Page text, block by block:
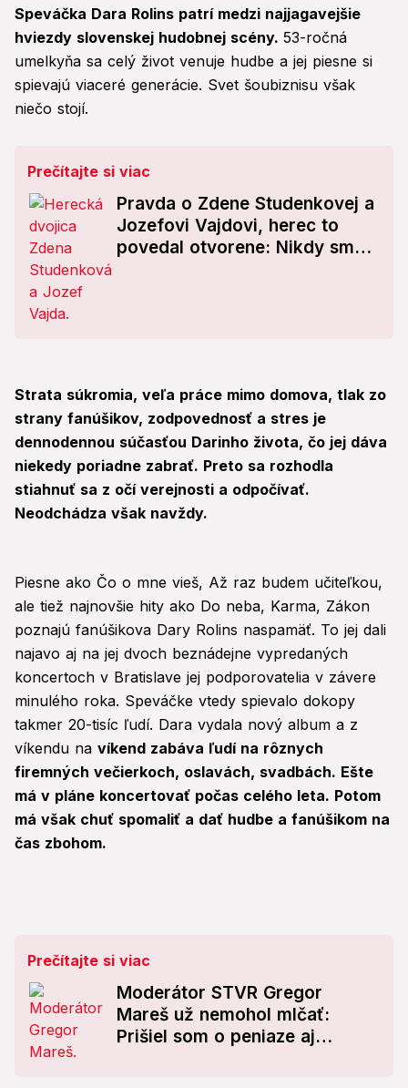
Speváčka Dara Rolins patrí medzi najjagavejšie
hviezdy slovenskej hudobnej scény. 53-ročná
umelkyňa sa celý život venuje hudbe a jej piesne si
spievajú viaceré generácie. Svet šoubiznisu však
niečo stojí.
Prečítajte si viac
Pravda o Zdene Studenkovej a
Jozefovi Vajdovi, herec to
povedal otvorene: Nikdy sme
Strata súkromia, veľa práce mimo domova, tlak zo
strany fanúšikov, zodpovednosť a stres je
dennodennou súčasťou Darinho života, čo jej dáva
niekedy poriadne zabrať. Preto sa rozhodla
stiahnuť sa z očí verejnosti a odpočívať.
Neodchádza však navždy.
Piesne ako Čo o mne vieš, Až raz budem učiteľkou,
ale tiež najnovšie hity ako Do neba, Karma, Zákon
poznajú fanúšikova Dary Rolins naspamäť. To jej dali
najavo aj na jej dvoch beznádejne vypredaných
koncertoch v Bratislave jej podporovatelia v závere
minulého roka. Speváčke vtedy spievalo dokopy
takmer 20-tisíc ľudí. Dara vydala nový album a z
víkendu na víkend zabáva ľudí na rôznych
firemných večierkoch, oslavách, svadbách. Ešte
má v pláne koncertovať počas celého leta. Potom
má však chuť spomaliť a dať hudbe a fanúšikom na
čas zbohom.
Prečítajte si viac
Moderátor STVR Gregor
Mareš už nemohol mlčať:
Prišiel som o peniaze aj